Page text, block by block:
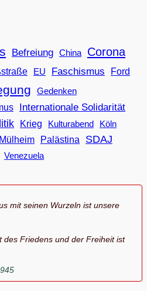
Befreiung China Corona
EU Faschismus
Ford
Gedenken
Internationale Solidarität
Krieg Kulturabend
Köln
Mülheim Palästina
SDAJ
Venezuela
mit seinen Wurzeln ist unsere
des Friedens und der Freiheit ist